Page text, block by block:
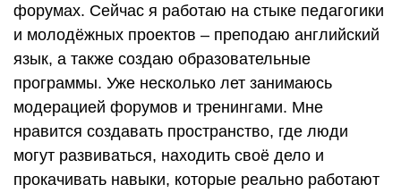
форумах. Сейчас я работаю на стыке педагогики
и молодёжных проектов – преподаю английский
язык, а также создаю образовательные
программы. Уже несколько лет занимаюсь
модерацией форумов и тренингами. Мне
нравится создавать пространство, где люди
могут развиваться, находить своё дело и
прокачивать навыки, которые реально работают